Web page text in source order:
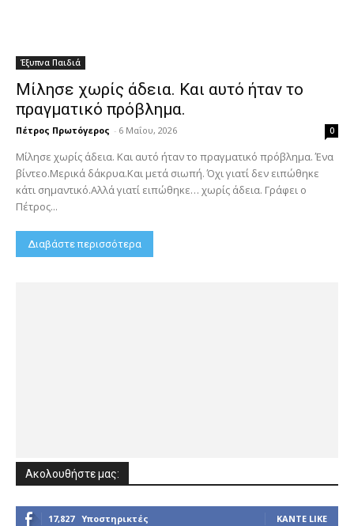
Έξυπνα Παιδιά
Μίλησε χωρίς άδεια. Και αυτό ήταν το
πραγματικό πρόβλημα.
Πέτρος Πρωτόγερος - 6 Μαΐου, 2026 0
Μίλησε χωρίς άδεια. Και αυτό ήταν το πραγματικό πρόβλημα. Ένα
βίντεο.Μερικά δάκρυα.Και μετά σιωπή. Όχι γιατί δεν ειπώθηκε
κάτι σημαντικό.Αλλά γιατί ειπώθηκε… χωρίς άδεια. Γράφει ο
Πέτρος...
Διαβάστε περισσότερα
Ακολουθήστε μας:
17,827 Υποστηρικτές ΚΆΝΤΕ LIKE